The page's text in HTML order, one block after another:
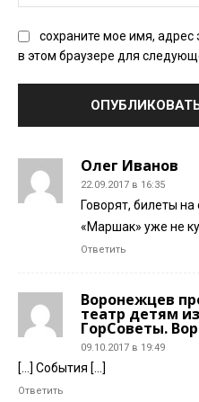
Олег Иванов
22.09.2017 в 16:35
Говорят, билеты
«Маршак» уже не
Ответить
Воронежцев
театр детям
ГорСоветы.
09.10.2017 в 19:49
[…] События […]
Ответить
сохраните мое имя, адрес
в этом браузере для